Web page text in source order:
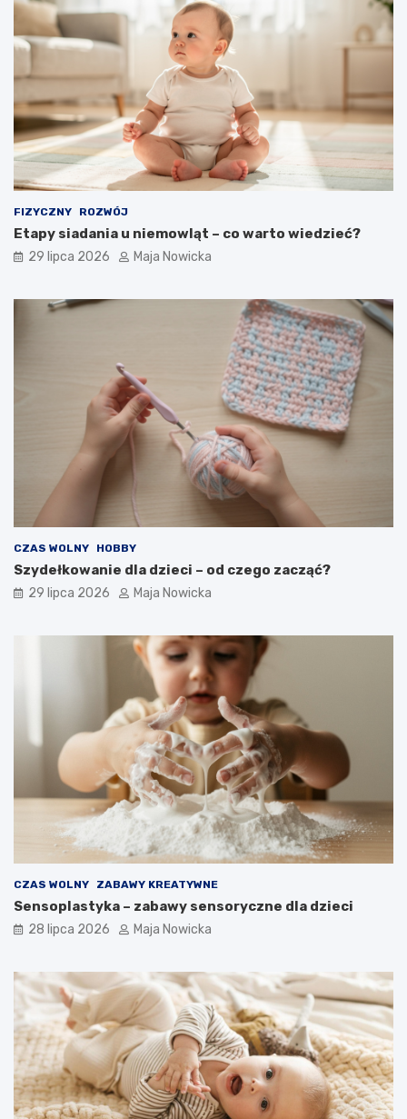
FIZYCZNY ROZWÓJ
Etapy siadania u niemowląt – co warto wiedzieć?
29 lipca 2026 Maja Nowicka
CZAS WOLNY HOBBY
Szydełkowanie dla dzieci – od czego zacząć?
29 lipca 2026 Maja Nowicka
CZAS WOLNY ZABAWY KREATYWNE
Sensoplastyka – zabawy sensoryczne dla dzieci
28 lipca 2026 Maja Nowicka